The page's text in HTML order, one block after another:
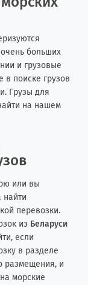
больших
и грузовые
в поиске грузов
Грузы для
на нашем
или вы
найти
перевозки.
из Беларуси
если
в разделе
размещения, и
морские